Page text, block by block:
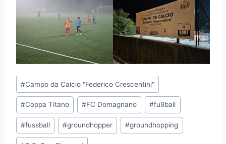
Schlagworte:
#Campo da Calcio "Federico Crescentini"
#Coppa Titano #FC Domagnano #fußball
#fussball #groundhopper #groundhopping